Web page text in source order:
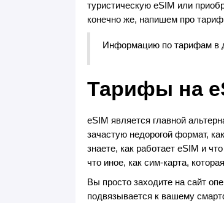
туристическую eSIM или
конечно же, напишем про
Информацию по тарифам в
Тарифы на
eSIM является главной
зачастую недорогой формат,
знаете, как работает eSIM и
что иное, как сим-карта,
Вы просто заходите на сайт
подвязывается к вашему